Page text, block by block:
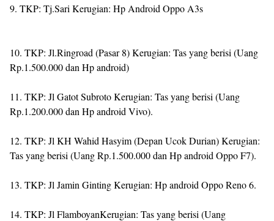
9. TKP: Tj.Sari Kerugian: Hp Android Oppo A3s
10. TKP: Jl.Ringroad (Pasar 8) Kerugian: Tas yang berisi (Uang
Rp.1.500.000 dan Hp android)
11. TKP: Jl Gatot Subroto Kerugian: Tas yang berisi (Uang
Rp.1.200.000 dan Hp android Vivo).
12. TKP: Jl KH Wahid Hasyim (Depan Ucok Durian) Kerugian:
Tas yang berisi (Uang Rp.1.500.000 dan Hp android Oppo F7).
13. TKP: Jl Jamin Ginting Kerugian: Hp android Oppo Reno 6.
14. TKP: Jl FlamboyanKerugian: Tas yang berisi (Uang